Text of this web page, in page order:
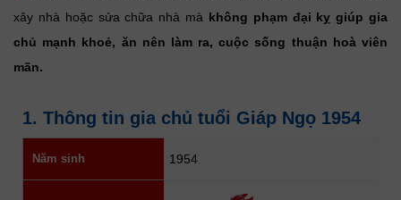
xây nhà hoặc sửa chữa nhà mà không phạm đại kỵ giúp gia
chủ mạnh khoẻ, ăn nên làm ra, cuộc sống thuận hoà viên
mãn.
1. Thông tin gia chủ tuổi Giáp Ngọ 1954
Năm sinh 1954